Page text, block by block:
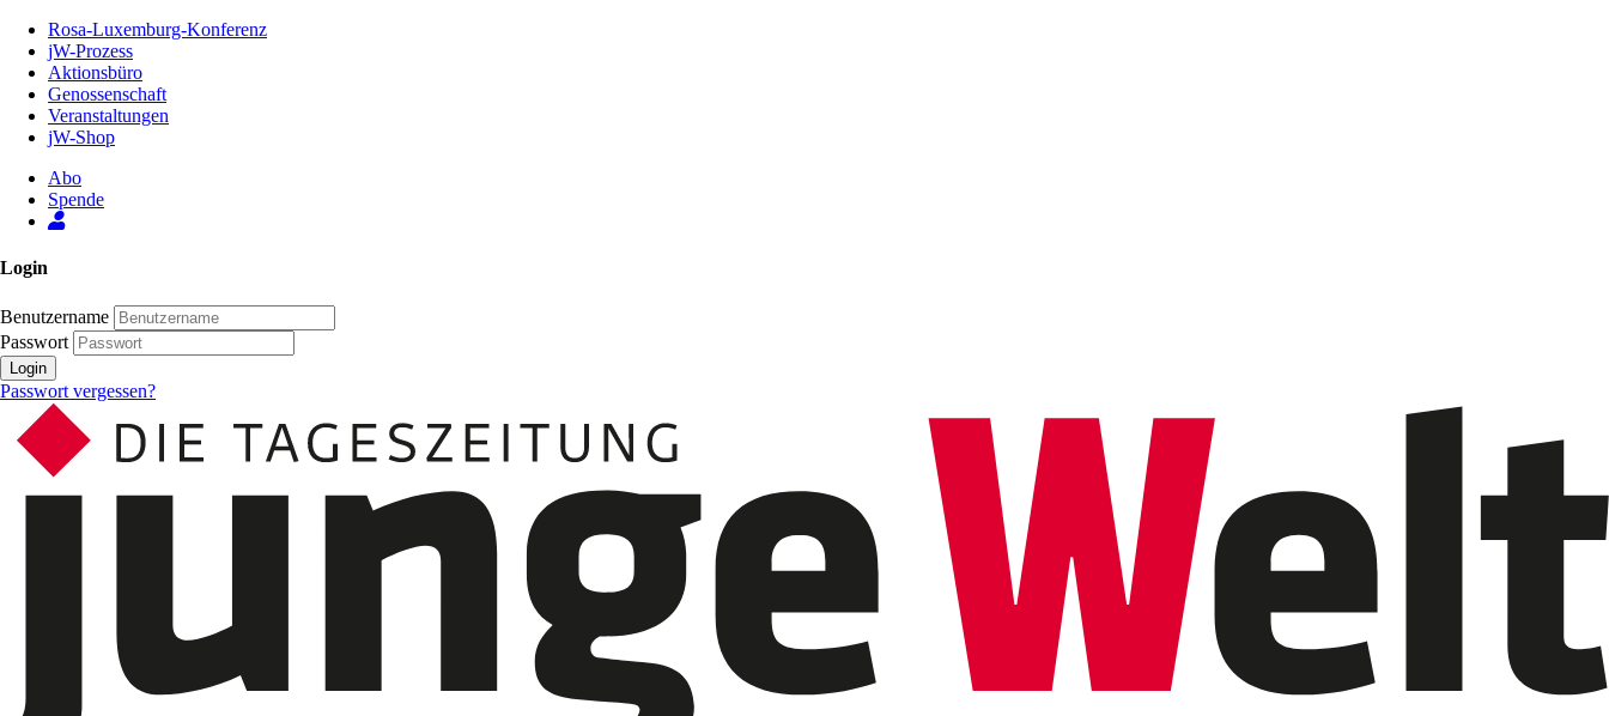
Inhalt
Seite
Rosa-Luxemburg-Konferenz
jW-Prozess
Aktionsbüro
Genossenschaft
Veranstaltungen
jW-Shop
Abo
Spende
Login
Benutzername
Passwort
Login
Passwort vergessen?